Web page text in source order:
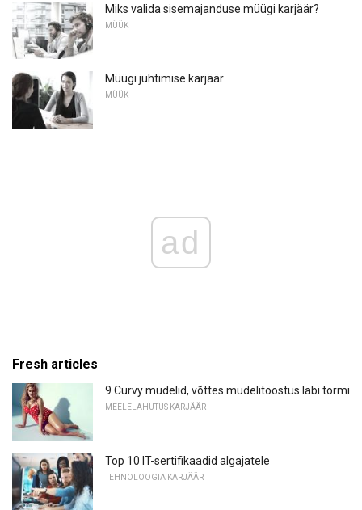
Miks valida sisemajanduse müügi karjäär?
MÜÜK
Müügi juhtimise karjäär
MÜÜK
ad
Fresh articles
9 Curvy mudelid, võttes mudelitööstus läbi tormi
MEELELAHUTUS KARJÄÄR
Top 10 IT-sertifikaadid algajatele
TEHNOLOOGIA KARJÄÄR